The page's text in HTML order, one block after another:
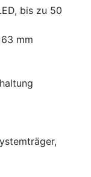
bis zu 50
63 mm